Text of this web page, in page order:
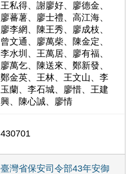
王私得、謝廖好、廖德金、
廖蕃薯、廖士禮、高江海、
廖李網、陳王秀、廖成枝、
曾文通、廖萬柴、陳金定、
李水圳、王萬居、廖有福、
廖萬乞、陳送來、鄭新發、
鄭金英、王林、王文山、李
玉蘭、李石城、廖惜、王建
興、陳心誠、廖情
430701
臺灣省保安司令部43年安御